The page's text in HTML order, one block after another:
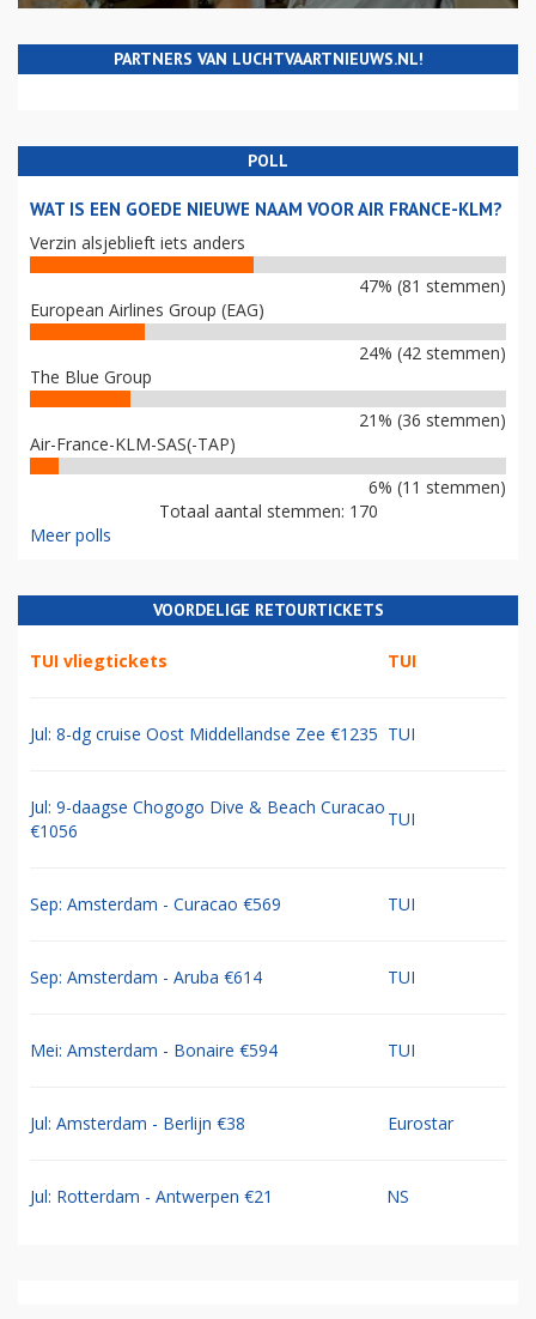
PARTNERS VAN LUCHTVAARTNIEUWS.NL!
POLL
WAT IS EEN GOEDE NIEUWE NAAM VOOR AIR FRANCE-KLM?
Verzin alsjeblieft iets anders
47% (81 stemmen)
European Airlines Group (EAG)
24% (42 stemmen)
The Blue Group
21% (36 stemmen)
Air-France-KLM-SAS(-TAP)
6% (11 stemmen)
Totaal aantal stemmen: 170
Meer polls
VOORDELIGE RETOURTICKETS
TUI vliegtickets TUI
Jul: 8-dg cruise Oost Middellandse Zee €1235 TUI
Jul: 9-daagse Chogogo Dive & Beach Curacao
€1056
TUI
Sep: Amsterdam - Curacao €569 TUI
Sep: Amsterdam - Aruba €614 TUI
Mei: Amsterdam - Bonaire €594 TUI
Jul: Amsterdam - Berlijn €38 Eurostar
Jul: Rotterdam - Antwerpen €21 NS